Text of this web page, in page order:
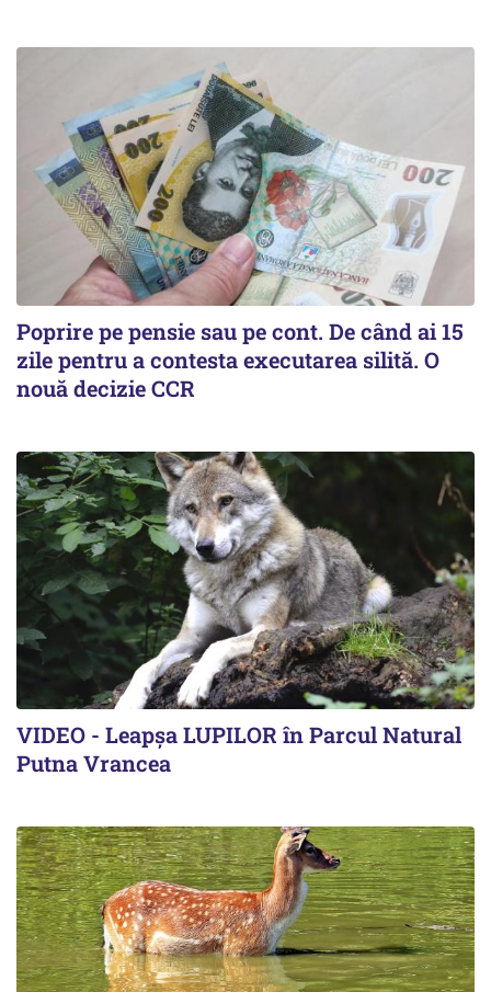
Poprire pe pensie sau pe cont. De când ai 15
zile pentru a contesta executarea silită. O
nouă decizie CCR
VIDEO - Leapșa LUPILOR în Parcul Natural
Putna Vrancea